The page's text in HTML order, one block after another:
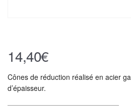
14,40€
Cônes de réduction réalisé en acier
d’épaisseur.